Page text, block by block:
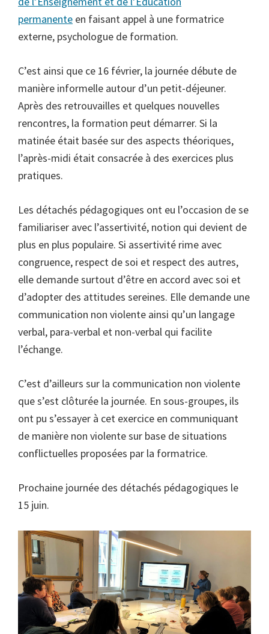
permanente en faisant appel à une formatrice
externe, psychologue de formation.
C’est ainsi que ce 16 février, la journée débute de
manière informelle autour d’un petit-déjeuner.
Après des retrouvailles et quelques nouvelles
rencontres, la formation peut démarrer. Si la
matinée était basée sur des aspects théoriques,
l’après-midi était consacrée à des exercices plus
pratiques.
Les détachés pédagogiques ont eu l’occasion de se
familiariser avec l’assertivité, notion qui devient de
plus en plus populaire. Si assertivité rime avec
congruence, respect de soi et respect des autres,
elle demande surtout d’être en accord avec soi et
d’adopter des attitudes sereines. Elle demande une
communication non violente ainsi qu’un langage
verbal, para-verbal et non-verbal qui facilite
l’échange.
C’est d’ailleurs sur la communication non violente
que s’est clôturée la journée. En sous-groupes, ils
ont pu s’essayer à cet exercice en communiquant
de manière non violente sur base de situations
conflictuelles proposées par la formatrice.
Prochaine journée des détachés pédagogiques le
15 juin.